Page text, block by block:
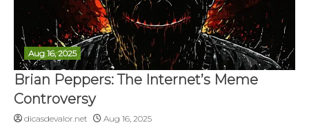
Aug 16, 2025
Brian Peppers: The Internet’s Meme
Controversy
dicasdevalor.net Aug 16, 2025